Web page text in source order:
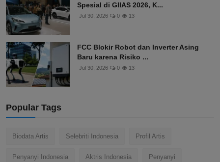
Spesial di GIIAS 2026, K...
Jul 30, 2026 0 13
FCC Blokir Robot dan Inverter Asing
Baru karena Risiko ...
Jul 30, 2026 0 13
Popular Tags
Biodata Artis Selebriti Indonesia Profil Artis
Penyanyi Indonesia Aktris Indonesia Penyanyi